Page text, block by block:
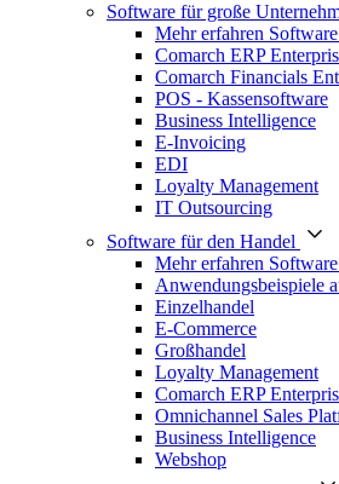
Software für große
Mehr erfahren
Comarch ERP
Comarch Financials
POS - Kassensoftware
Business Intelligence
E-Invoicing
EDI
Loyalty Management
IT Outsourcing
Software für den Handel
Mehr erfahren
Anwendungsbeispiele
Einzelhandel
E-Commerce
Großhandel
Loyalty Management
Comarch ERP
Omnichannel Sales
Business Intelligence
Webshop